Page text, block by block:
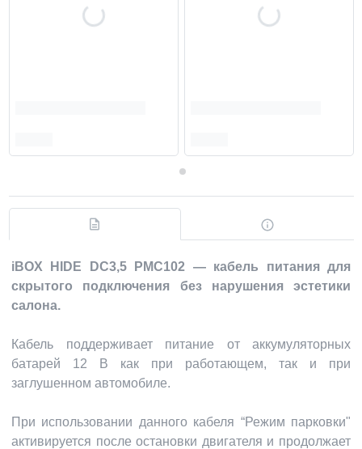
iBOX HIDE DC3,5 PMC102 — кабель питания для
скрытого подключения без нарушения эстетики
салона.
Кабель поддерживает питание от аккумуляторных
батарей 12 В как при работающем, так и при
заглушенном автомобиле.
При использовании данного кабеля “Режим парковки"
активируется после остановки двигателя и продолжает